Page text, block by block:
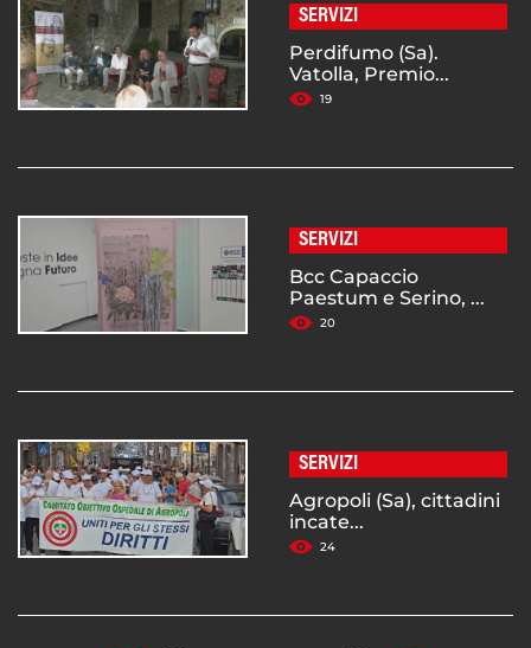
SERVIZI
Perdifumo (Sa).
Vatolla, Premio...
19
SERVIZI
Bcc Capaccio
Paestum e Serino, ...
20
SERVIZI
Agropoli (Sa), cittadini
incate...
24